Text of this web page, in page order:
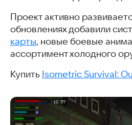
Проект активно
обновлениях добавили
карты, новые боевые
ассортимент холодного
Купить Isometric Survival: